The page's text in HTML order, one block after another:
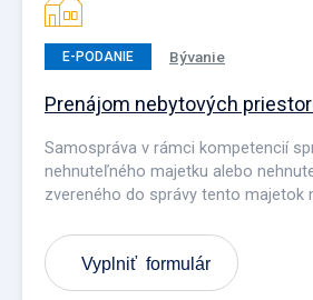
E-PODANIE Bývanie
Prenájom nebytových
Samospráva v rámci kompetencií
nehnuteľného majetku alebo
zvereného do správy tento majetok
Vyplniť formulár